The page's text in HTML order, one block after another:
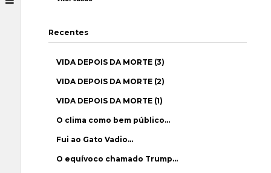
Recentes
VIDA DEPOIS DA MORTE (3)
VIDA DEPOIS DA MORTE (2)
VIDA DEPOIS DA MORTE (1)
O clima como bem público…
Fui ao Gato Vadio…
O equívoco chamado Trump…